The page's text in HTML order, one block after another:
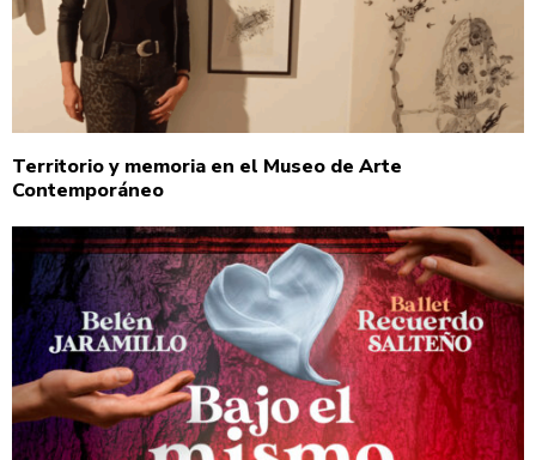
Territorio y memoria en el Museo de Arte
Contemporáneo